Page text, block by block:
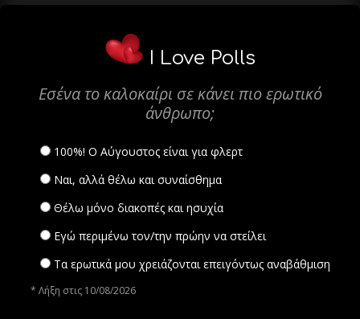
I Love Polls
Εσένα το καλοκαίρι σε κάνει πιο ερωτικό
άνθρωπο;
100%! Ο Αύγουστος είναι για φλερτ
Ναι, αλλά θέλω και συναίσθημα
Θέλω μόνο διακοπές και ησυχία
Εγώ περιμένω τον/την πρώην να στείλει
Τα ερωτικά μου χρειάζονται επειγόντως αναβάθμιση
* Λήξη στις 10/08/2026